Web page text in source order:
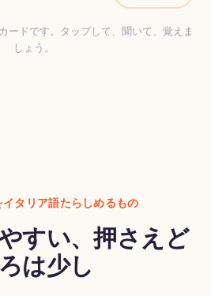
ードです。タップして、聞いて、覚えま
しょう。
タリア語たらしめるもの
すい、押さえど
は少し